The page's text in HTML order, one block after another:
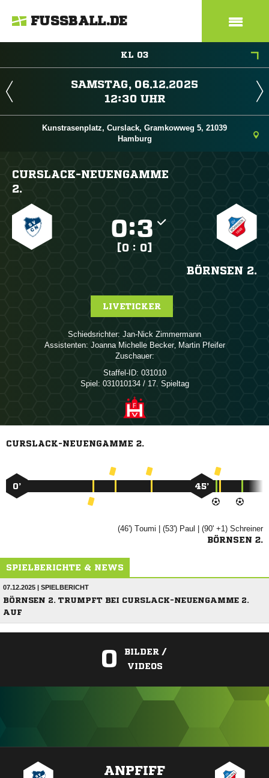
FUSSBALL.DE
KL 03
 
 
Kunstrasenplatz, Curslack, Gramkowweg 5, 21039
Hamburg
CURSLACK-NEUENGAMME
2.
:
[0 : 0]
BÖRNSEN 2.
LIVETICKER
Schiedsrichter:  
Assistenten:   ,  
Zuschauer:
Staffel-ID: 031010
Spiel: 031010134 / 17. Spieltag
CURSLACK-NEUENGAMME 2.
0’ 45’
(46')  | (53')  | (90' +1) 
BÖRNSEN 2.
SPIELBERICHTE & NEWS
07.12.2025 | SPIELBERICHT
BÖRNSEN 2. TRUMPFT BEI CURSLACK-NEUENGAMME 2.
AUF
0
BILDER /
VIDEOS
ANPFIFF